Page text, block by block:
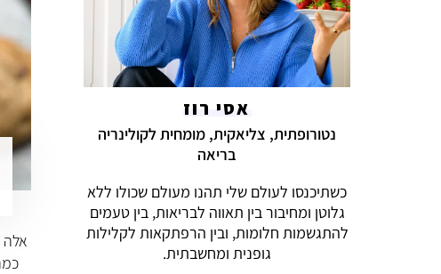
אלה
אסי רוז
נטורופתית, צליאקית, מומחית לקולינריה
בריאה
כשתיכנסו לעולם שלי תהנו מעולם שכולו ללא
גלוטן ומחיבור בין תאווה לבריאות, בין טעמים
להתגשמות חלומות, ובין הרפתקאות לקלילות
גופנית ומחשבתית.